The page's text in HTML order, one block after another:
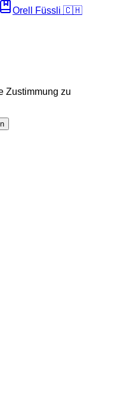
Orell Füssli 🇨🇭
Zustimmung zu